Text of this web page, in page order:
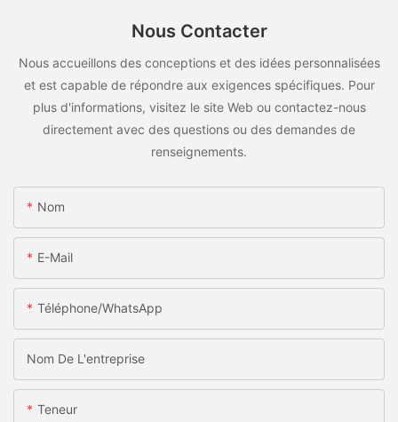
Nous Contacter
Nous accueillons des conceptions et des idées personnalisées
et est capable de répondre aux exigences spécifiques. Pour
plus d'informations, visitez le site Web ou contactez-nous
directement avec des questions ou des demandes de
renseignements.
Nom
E-Mail
Téléphone/WhatsApp
Nom De L'entreprise
Teneur